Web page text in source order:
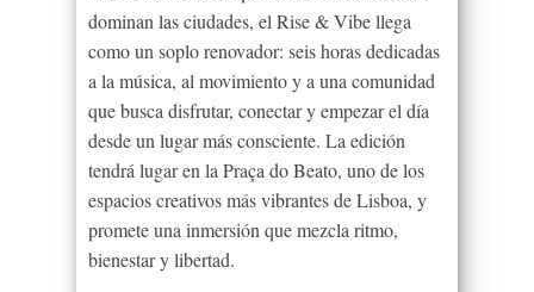
dominan las ciudades, el Rise & Vibe llega
como un soplo renovador: seis horas dedicadas
a la música, al movimiento y a una comunidad
que busca disfrutar, conectar y empezar el día
desde un lugar más consciente. La edición
tendrá lugar en la Praça do Beato, uno de los
espacios creativos más vibrantes de Lisboa, y
promete una inmersión que mezcla ritmo,
bienestar y libertad.